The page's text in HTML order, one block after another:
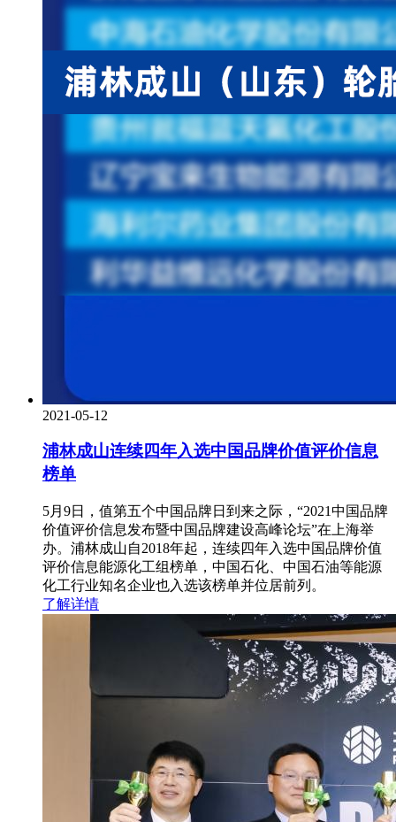
2021-05-12
浦林成山连续四年入选中国品牌价值评价信息
榜单
5月9日，值第五个中国品牌日到来之际，“2021中国品牌
价值评价信息发布暨中国品牌建设高峰论坛”在上海举
办。浦林成山自2018年起，连续四年入选中国品牌价值
评价信息能源化工组榜单，中国石化、中国石油等能源
化工行业知名企业也入选该榜单并位居前列。
了解详情